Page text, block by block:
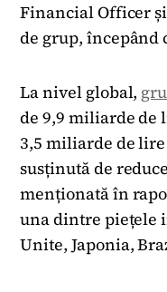
Financial Officer
de grup, începând
La nivel global,
de 9,9 miliarde de
3,5 miliarde de
susținută de
menționată în
una dintre piețele
Unite, Japonia,